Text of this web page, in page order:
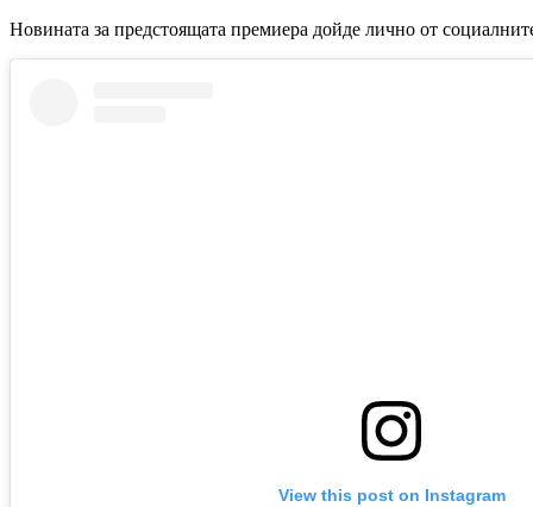
Новината за предстоящата премиера дойде лично от
View this post on Instagram